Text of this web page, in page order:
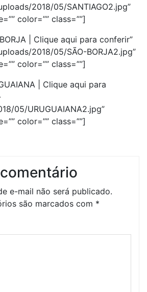
2018/05/SANTIAGO2.jpg”
color=”” class=””]
| Clique aqui para conferir”
2018/05/SÃO-BORJA2.jpg”
color=”” class=””]
| Clique aqui para
05/URUGUAIANA2.jpg”
color=”” class=””]
e-mail não será publicado.
são marcados com *